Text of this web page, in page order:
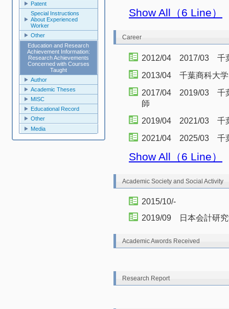
Patent
Special Instructions
About Experienced
Worker
Other
Education and Research
Achievement Information:
Research Achievements
Concerned with Courses
Taught
Author
Academic Theses
MISC
Educational Record
Other
Media
Show All（6 Line）
Career
2012/04 2017/03 千
2013/04 千葉商科大
2017/04 2019/03 千
師
2019/04 2021/03 千
2021/04 2025/03 千
Show All（6 Line）
Academic Society and Social Activity
2015/10/-
2019/09 日本会計研
Academic Awords Received
Research Report